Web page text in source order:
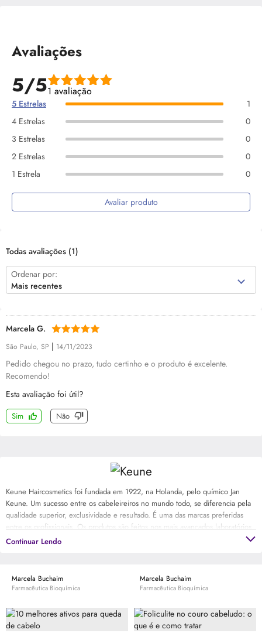
Avaliações
5/51 avaliação
5 Estrelas
1
4 Estrelas
0
3 Estrelas
0
2 Estrelas
0
1 Estrela
0
Avaliar produto
Todas avaliações (1)
Ordenar por:
Mais recentes
Marcela G.
São Paulo, SP | 14/11/2023
Pedido chegou no prazo, tudo certinho e o produto é excelente.
Recomendo!
Esta avaliação foi útil?
Sim Não
Keune Haircosmetics foi fundada em 1922, na Holanda, pelo químico Jan
Keune. Um sucesso entre os cabeleireiros no mundo todo, se diferencia pela
qualidade superior, exclusividade e resultado. É uma das marcas preferidas
entre os profissionais. Os produtos são feitos nos mais avançados laboratórios
e se diferenciam pelo altíssimo nível, que vai da matéria prima ao
Continuar Lendo
Marcela Buchaim
Farmacêutica Bioquímica
Marcela Buchaim
Farmacêutica Bioquímica